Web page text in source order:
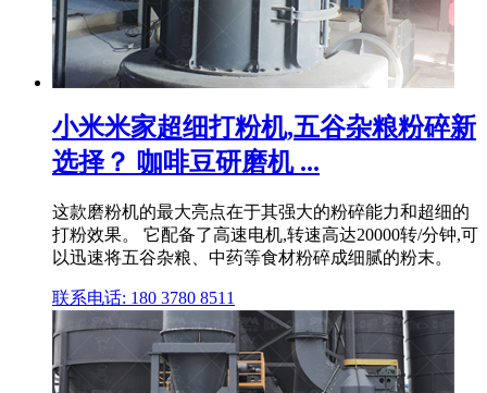
小米米家超细打粉机,五谷杂粮粉碎新
选择？ 咖啡豆研磨机 ...
这款磨粉机的最大亮点在于其强大的粉碎能力和超细的
打粉效果。 它配备了高速电机,转速高达20000转/分钟,可
以迅速将五谷杂粮、中药等食材粉碎成细腻的粉末。
联系电话: 180 3780 8511